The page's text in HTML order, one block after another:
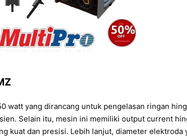
watt yang dirancang untuk pengelasan ringan
Selain itu, mesin ini memiliki output current
kuat dan presisi. Lebih lanjut, diameter